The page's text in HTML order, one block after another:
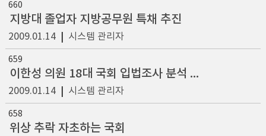
660
지방대 졸업자 지방공무원 특채 추진
2009.01.14| 시스템 관리자
659
이한성 의원 18대 국회 입법조사 분석 의뢰 299명 의원 중
2009.01.14| 시스템 관리자
658
위상 추락 자초하는 국회